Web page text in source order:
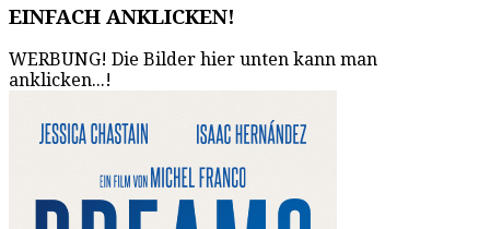
EINFACH ANKLICKEN!
WERBUNG! Die Bilder hier unten kann man
anklicken...!